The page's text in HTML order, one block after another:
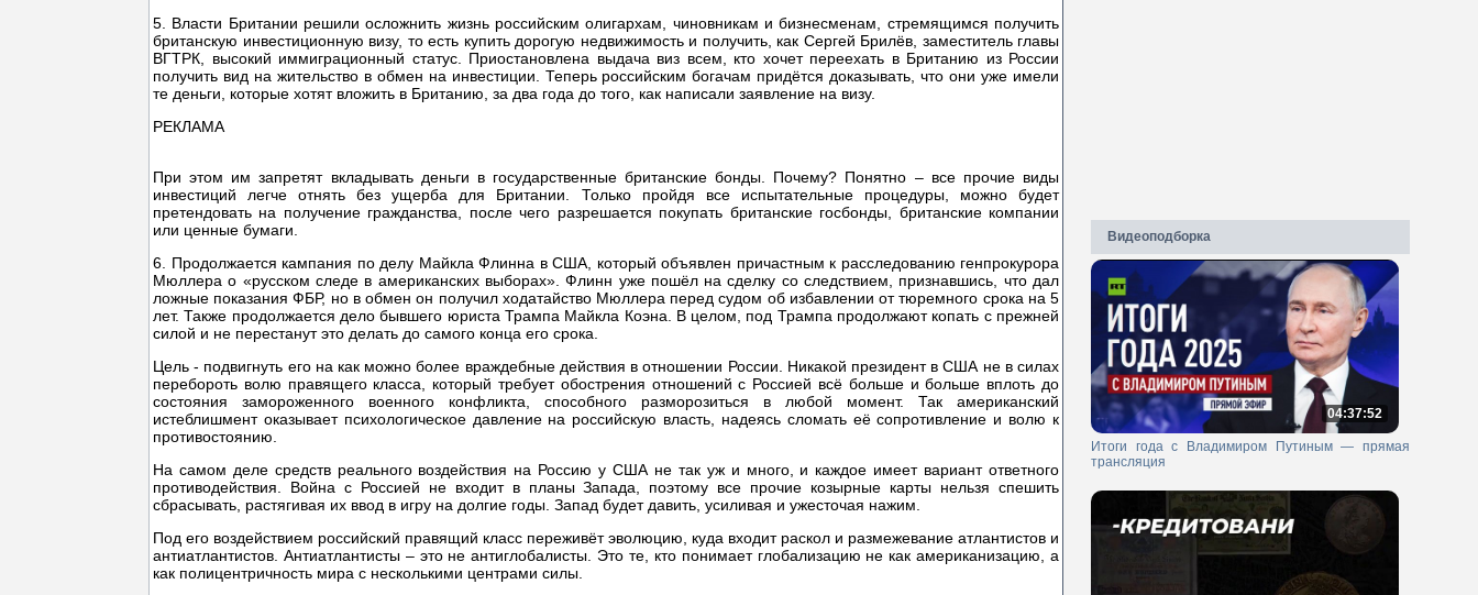
5. Власти Британии решили осложнить жизнь российским олигархам, чиновникам и бизнесменам, стремящимся получить
британскую инвестиционную визу, то есть купить дорогую недвижимость и получить, как Сергей Брилёв, заместитель главы
ВГТРК, высокий иммиграционный статус. Приостановлена выдача виз всем, кто хочет переехать в Британию из России
получить вид на жительство в обмен на инвестиции. Теперь российским богачам придётся доказывать, что они уже имели
те деньги, которые хотят вложить в Британию, за два года до того, как написали заявление на визу.
РЕКЛАМА
При этом им запретят вкладывать деньги в государственные британские бонды. Почему? Понятно – все прочие виды
инвестиций легче отнять без ущерба для Британии. Только пройдя все испытательные процедуры, можно будет
претендовать на получение гражданства, после чего разрешается покупать британские госбонды, британские компании
или ценные бумаги.
6. Продолжается кампания по делу Майкла Флинна в США, который объявлен причастным к расследованию генпрокурора
Мюллера о «русском следе в американских выборах». Флинн уже пошёл на сделку со следствием, признавшись, что дал
ложные показания ФБР, но в обмен он получил ходатайство Мюллера перед судом об избавлении от тюремного срока на 5
лет. Также продолжается дело бывшего юриста Трампа Майкла Коэна. В целом, под Трампа продолжают копать с прежней
силой и не перестанут это делать до самого конца его срока.
Цель - подвигнуть его на как можно более враждебные действия в отношении России. Никакой президент в США не в силах
перебороть волю правящего класса, который требует обострения отношений с Россией всё больше и больше вплоть до
состояния замороженного военного конфликта, способного разморозиться в любой момент. Так американский
истеблишмент оказывает психологическое давление на российскую власть, надеясь сломать её сопротивление и волю к
противостоянию.
На самом деле средств реального воздействия на Россию у США не так уж и много, и каждое имеет вариант ответного
противодействия. Война с Россией не входит в планы Запада, поэтому все прочие козырные карты нельзя спешить
сбрасывать, растягивая их ввод в игру на долгие годы. Запад будет давить, усиливая и ужесточая нажим.
Под его воздействием российский правящий класс переживёт эволюцию, куда входит раскол и размежевание атлантистов и
антиатлантистов. Антиатлантисты – это не антиглобалисты. Это те, кто понимает глобализацию не как американизацию, а
как полицентричность мира с несколькими центрами силы.
Видеоподборка
04:37:52
Итоги года с Владимиром Путиным — прямая
трансляция